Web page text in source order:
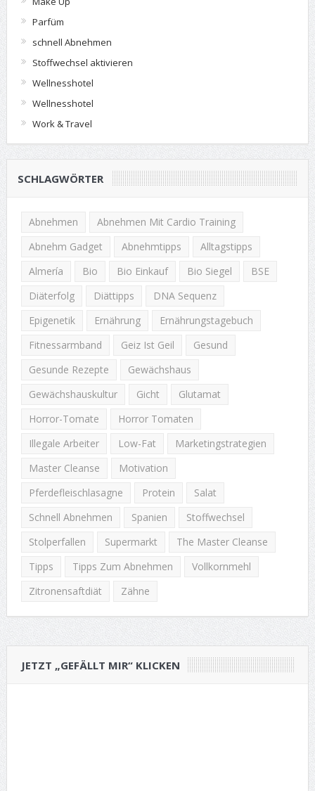
Parfüm
schnell Abnehmen
Stoffwechsel aktivieren
Wellnesshotel
Wellnesshotel
Work & Travel
SCHLAGWÖRTER
Abnehmen
Abnehmen Mit Cardio Training
Abnehm Gadget
Abnehmtipps
Alltagstipps
Almería
Bio Bio Einkauf Bio Siegel
BSE
Diäterfolg
Diättipps
DNA Sequenz
Epigenetik
Ernährung
Ernährungstagebuch
Fitnessarmband
Geiz Ist Geil
Gesund
Gesunde Rezepte
Gewächshaus
Gewächshauskultur
Gicht
Glutamat
Horror-Tomate
Horror Tomaten
Illegale Arbeiter
Low-Fat
Marketingstrategien
Master Cleanse
Motivation
Pferdefleischlasagne
Protein
Salat
Schnell Abnehmen
Spanien
Stoffwechsel
Stolperfallen
Supermarkt
The Master Cleanse
Tipps
Tipps Zum Abnehmen
Vollkornmehl
Zitronensaftdiät
Zähne
JETZT „GEFÄLLT MIR“ KLICKEN